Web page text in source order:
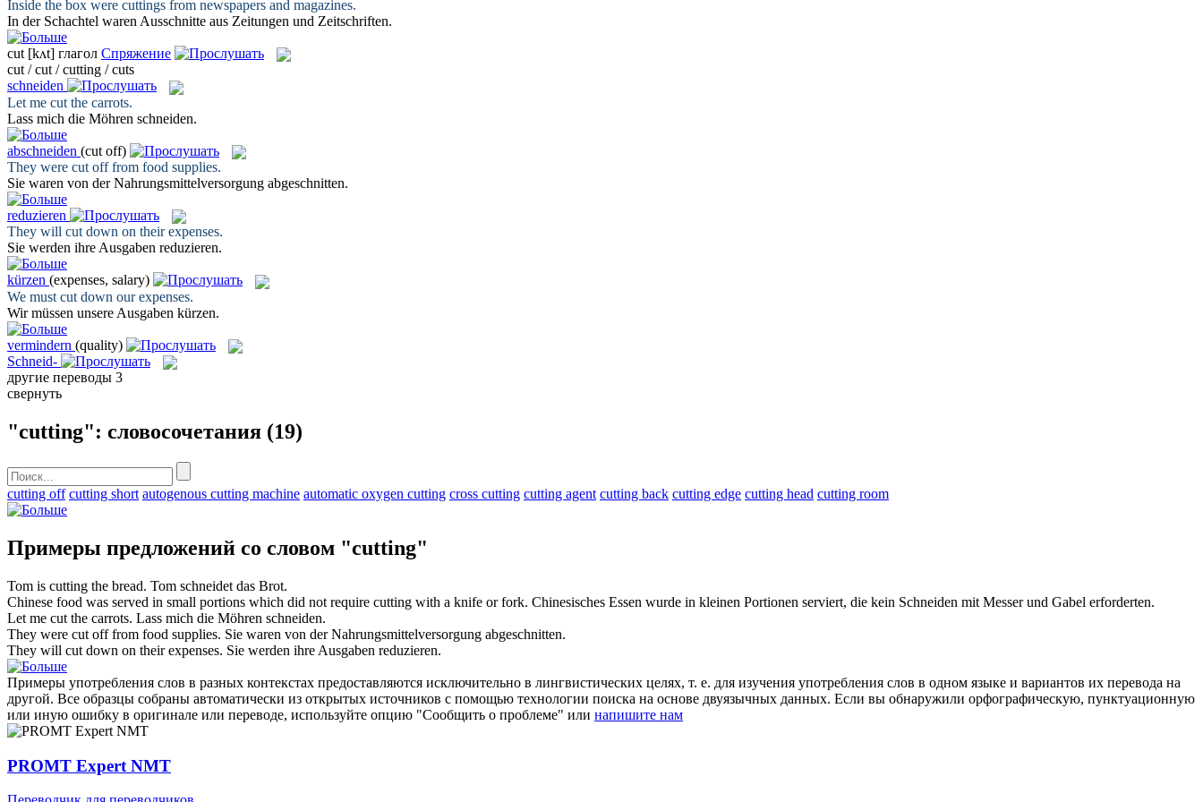
Inside the box were cuttings from newspapers and magazines.
In der Schachtel waren Ausschnitte aus Zeitungen und Zeitschriften.
cut [kʌt] глагол Спряжение
cut / cut / cutting / cuts
schneiden
Let me cut the carrots.
Lass mich die Möhren schneiden.
abschneiden (cut off)
They were cut off from food supplies.
Sie waren von der Nahrungsmittelversorgung abgeschnitten.
reduzieren
They will cut down on their expenses.
Sie werden ihre Ausgaben reduzieren.
kürzen (expenses, salary)
We must cut down our expenses.
Wir müssen unsere Ausgaben kürzen.
vermindern (quality)
Schneid-
другие переводы 3
свернуть
"cutting": словосочетания (19)
cutting off cutting short autogenous cutting machine automatic oxygen cutting cross cutting cutting agent cutting back cutting edge cutting head cutting room
Примеры предложений со словом "cutting"
Tom is cutting the bread. Tom schneidet das Brot.
Chinese food was served in small portions which did not require cutting with a knife or fork. Chinesisches Essen wurde in kleinen Portionen serviert, die kein Schneiden mit Messer und Gabel erforderten.
Let me cut the carrots. Lass mich die Möhren schneiden.
They were cut off from food supplies. Sie waren von der Nahrungsmittelversorgung abgeschnitten.
They will cut down on their expenses. Sie werden ihre Ausgaben reduzieren.
Примеры употребления слов в разных контекстах предоставляются исключительно в лингвистических целях, т. е. для изучения употребления слов в одном языке и вариантов их перевода на
другой. Все образцы собраны автоматически из открытых источников с помощью технологии поиска на основе двуязычных данных. Если вы обнаружили орфографическую, пунктуационную
или иную ошибку в оригинале или переводе, используйте опцию "Сообщить о проблеме" или напишите нам
PROMT Expert NMT